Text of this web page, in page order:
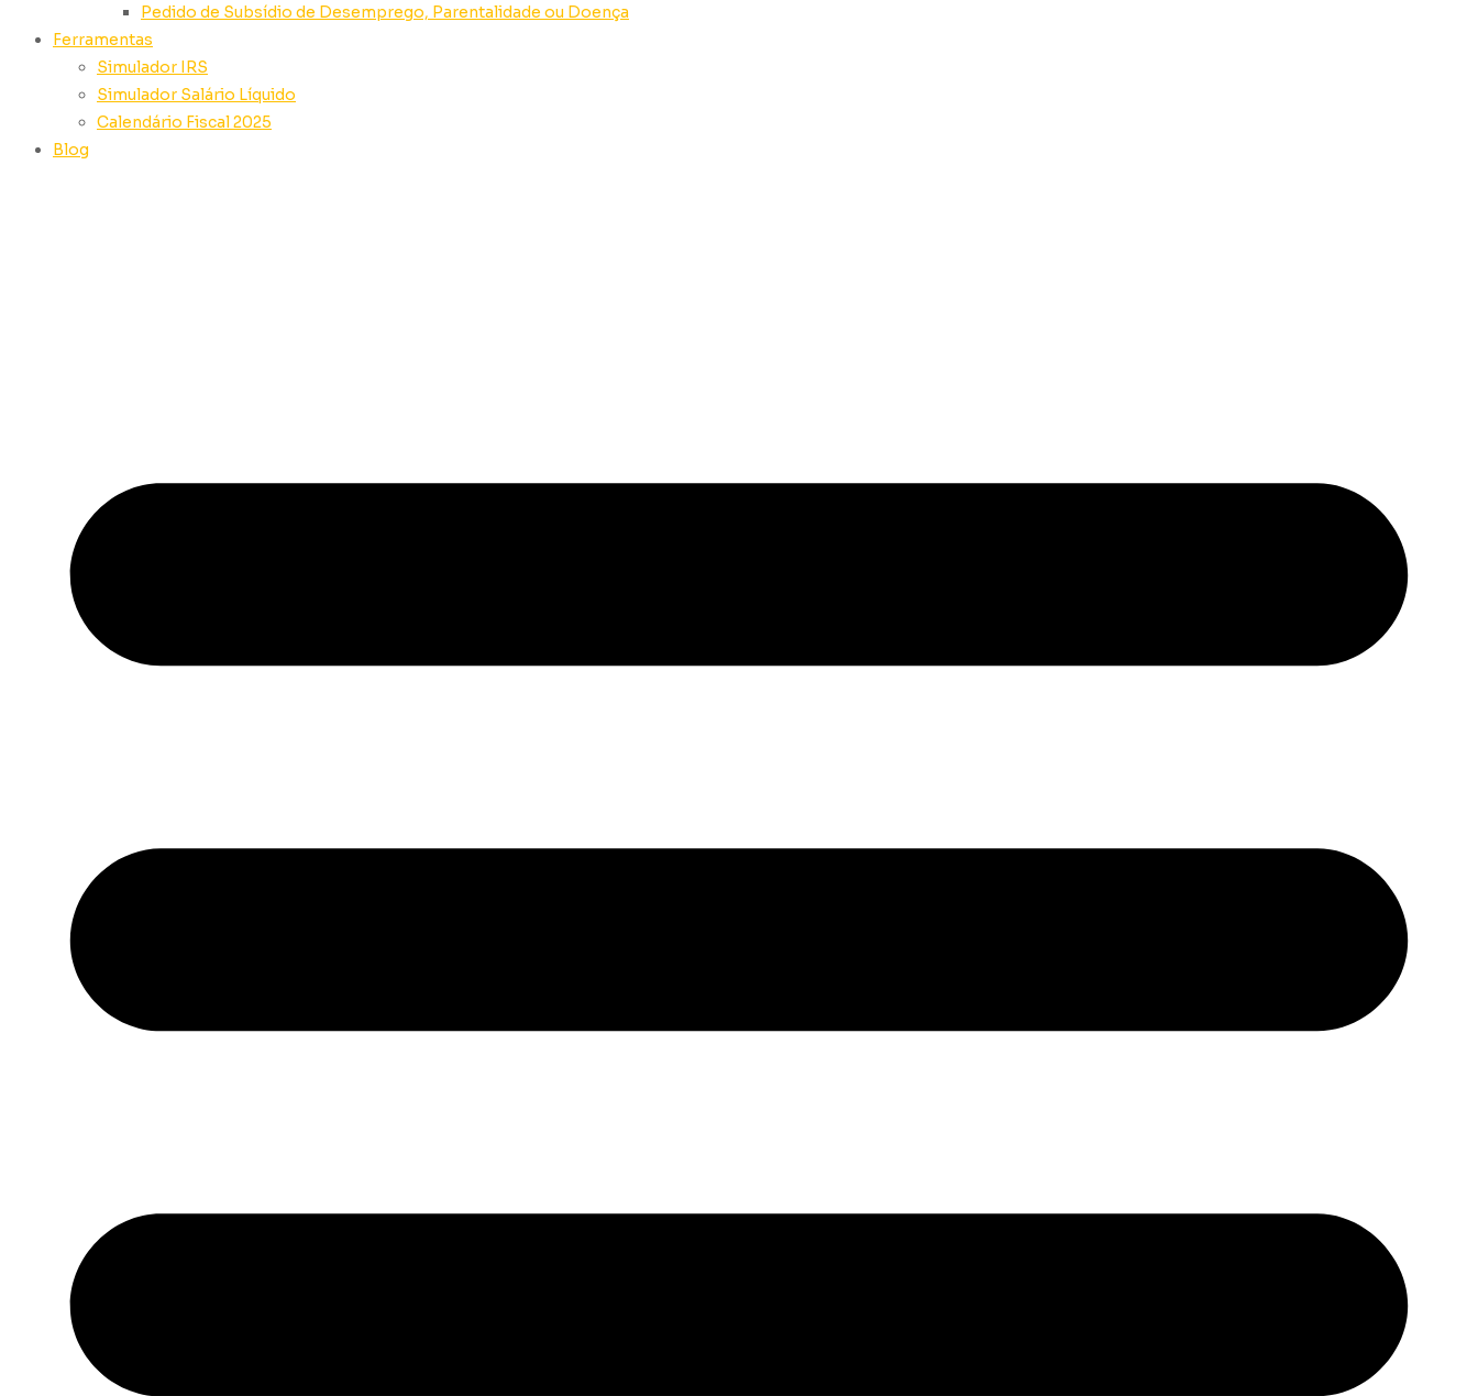
Pedido de Subsídio de Desemprego, Parentalidade ou Doença
Ferramentas
Simulador IRS
Simulador Salário Líquido
Calendário Fiscal 2025
Blog